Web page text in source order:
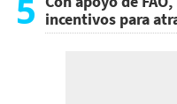
5 incentivos para